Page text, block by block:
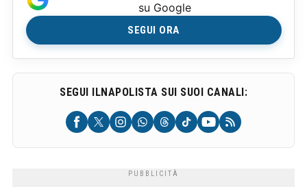
su Google
SEGUI ORA
SEGUI ILNAPOLISTA SUI SUOI CANALI: